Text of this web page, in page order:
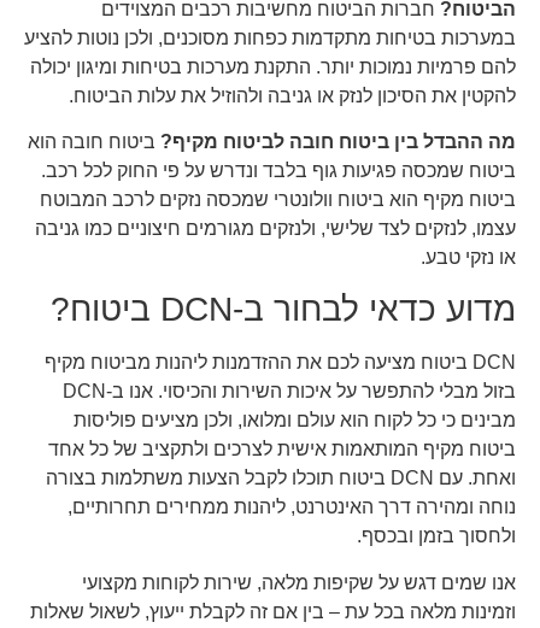
הביטוח?חברות הביטוח מחשיבות רכבים המצוידים
במערכות בטיחות מתקדמות כפחות מסוכנים, ולכן נוטות להציע
להם פרמיות נמוכות יותר. התקנת מערכות בטיחות ומיגון יכולה
להקטין את הסיכון לנזק או גניבה ולהוזיל את עלות הביטוח.
מה ההבדל בין ביטוח חובה לביטוח מקיף?ביטוח חובה הוא
ביטוח שמכסה פגיעות גוף בלבד ונדרש על פי החוק לכל רכב.
ביטוח מקיף הוא ביטוח וולונטרי שמכסה נזקים לרכב המבוטח
עצמו, לנזקים לצד שלישי, ולנזקים מגורמים חיצוניים כמו גניבה
או נזקי טבע.
מדוע כדאי לבחור ב-DCN ביטוח?
DCN ביטוח מציעה לכם את ההזדמנות ליהנות מביטוח מקיף
בזול מבלי להתפשר על איכות השירות והכיסוי. אנו ב-DCN
מבינים כי כל לקוח הוא עולם ומלואו, ולכן מציעים פוליסות
ביטוח מקיף המותאמות אישית לצרכים ולתקציב של כל אחד
ואחת. עם DCN ביטוח תוכלו לקבל הצעות משתלמות בצורה
נוחה ומהירה דרך האינטרנט, ליהנות ממחירים תחרותיים,
ולחסוך בזמן ובכסף.
אנו שמים דגש על שקיפות מלאה, שירות לקוחות מקצועי
וזמינות מלאה בכל עת – בין אם זה לקבלת ייעוץ, לשאול שאלות